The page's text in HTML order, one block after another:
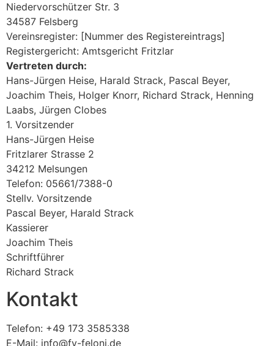
Niedervorschützer Str. 3
34587 Felsberg
Vereinsregister: [Nummer des Registereintrags]
Registergericht: Amtsgericht Fritzlar
Vertreten durch:
Hans-Jürgen Heise, Harald Strack, Pascal Beyer,
Joachim Theis, Holger Knorr, Richard Strack, Henning
Laabs, Jürgen Clobes
1. Vorsitzender
Hans-Jürgen Heise
Fritzlarer Strasse 2
34212 Melsungen
Telefon: 05661/7388-0
Stellv. Vorsitzende
Pascal Beyer, Harald Strack
Kassierer
Joachim Theis
Schriftführer
Richard Strack
Kontakt
Telefon: +49 173 3585338
E-Mail: info@fv-feloni.de